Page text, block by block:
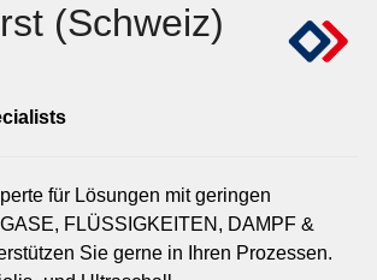
(Schweiz)
für Lösungen mit geringen
FLÜSSIGKEITEN, DAMPF &
Sie gerne in Ihren Prozessen.